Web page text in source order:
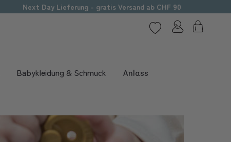
Next Day Lieferung - gratis Versand ab CHF 90
Babykleidung & Schmuck Anlass